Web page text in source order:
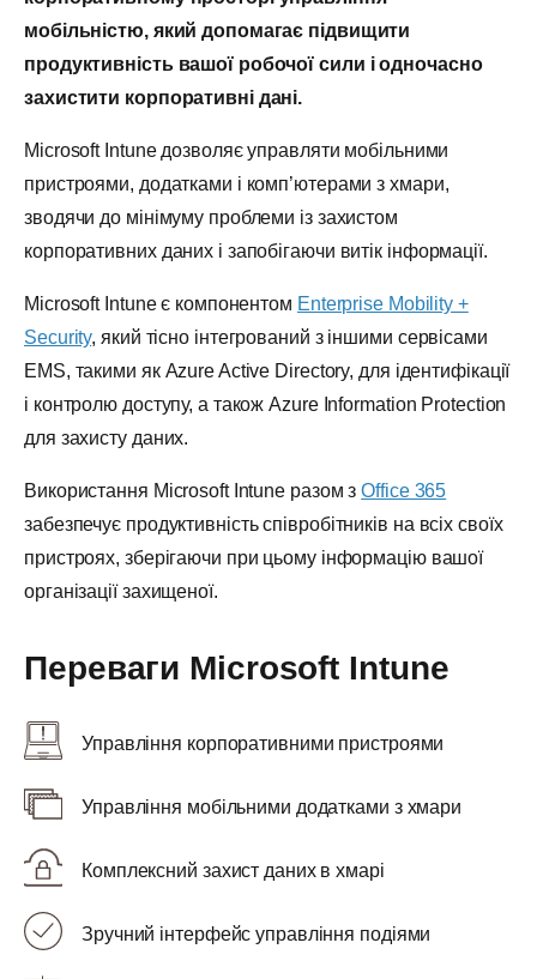
мобільністю, який допомагає підвищити
продуктивність вашої робочої сили і одночасно
захистити корпоративні дані.
Microsoft Intune дозволяє управляти мобільними
пристроями, додатками і комп’ютерами з хмари,
зводячи до мінімуму проблеми із захистом
корпоративних даних і запобігаючи витік інформації.
Microsoft Intune є компонентом Enterprise Mobility +
Security, який тісно інтегрований з іншими сервісами
EMS, такими як Azure Active Directory, для ідентифікації
і контролю доступу, а також Azure Information Protection
для захисту даних.
Використання Microsoft Intune разом зOffice 365
забезпечує продуктивність співробітників на всіх своїх
пристроях, зберігаючи при цьому інформацію вашої
організації захищеної.
Переваги Microsoft Intune
Управління корпоративними пристроями
Управління мобільними додатками з хмари
Комплексний захист даних в хмарі
Зручний інтерфейс управління подіями